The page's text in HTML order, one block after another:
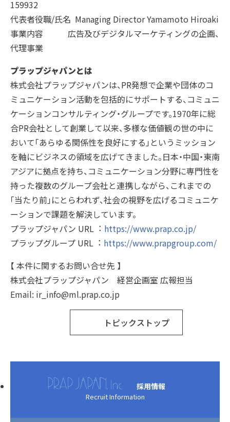
159932
代表者役職/氏名 Managing Director Yamamoto Hiroaki
事業内容 広告及びデジタルマーケティングの企画、
代理事業
プラップジャパンとは
株式会社プラップジャパンは、PR発想で企業や団体のコ
ミュニケーション活動を包括的にサポートする、コミュニ
ケーションコンサルティング・グループです。1970年に総
合PR会社として創業して以来、多様な価値観の世の中に
おいて「あらゆる関係性を良好にする」というミッション
を軸にビジネスの領域を広げてきました。日本・中国・東南
アジアに拠点を持ち、コミュニケーション分野に専門性を
持った複数のグループ会社と連携しながら、これまでの
「当たり前」にとらわれず、社会の視野を広げるコミュニケ
ーションで課題を解決しています。
プラップジャパン URL︓ https://www.prap.co.jp/
プラップグループ URL︓ https://www.prapgroup.com/
【 本件に関するお問い合せ先 】
株式会社プラップジャパン 経営企画室 広報担当
Email: ir_info@ml.prap.co.jp
トピックストップ
採用情報
Recruit Information